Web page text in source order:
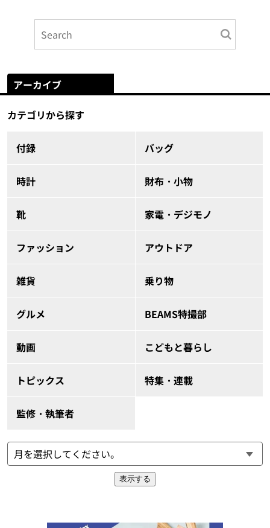
アーカイブ
カテゴリから探す
付録 バッグ
時計 財布・小物
靴 家電・デジモノ
ファッション アウトドア
雑貨 乗り物
グルメ BEAMS特撮部
動画 こどもと暮らし
トピックス 特集・連載
監修・執筆者
表示する